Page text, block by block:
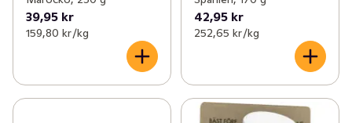
39,95 kr
159,80 kr /kg
42,95 kr
252,65 kr /kg